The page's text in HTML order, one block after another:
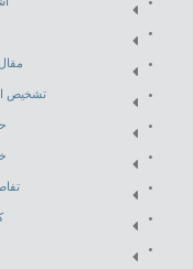
تشخيص